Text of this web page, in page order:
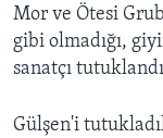
Mor ve Ötesi
gibi olmadığı,
sanatçı
Gülşen'i